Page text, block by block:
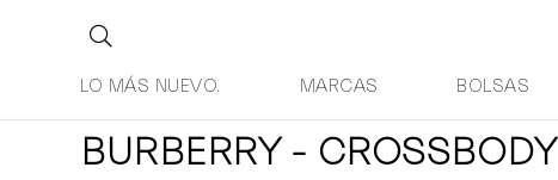
LO MÁS NUEVO. MARCAS BOLSAS
BURBERRY -